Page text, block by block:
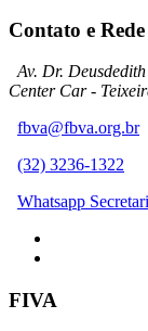
Contato e
Av. Dr.
Center Car -
fbva@fbva.org.br
(32) 3236-1322
Whatsapp
FIVA